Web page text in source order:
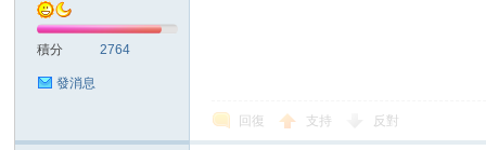
積分 2764
發消息
回復 支持 反對